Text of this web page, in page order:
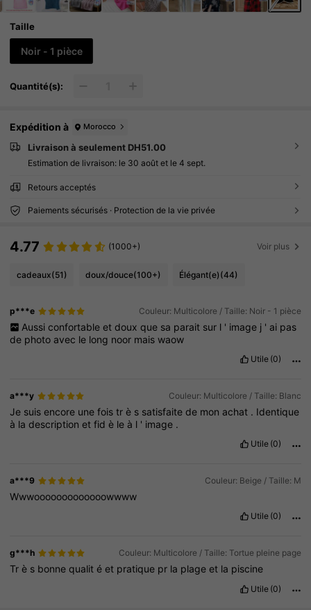
Taille
Noir - 1 pièce
Quantité(s):
Expédition à Morocco
Livraison à seulement DH51.00
Estimation de livraison: le 30 août et le 4 sept.
Retours acceptés
Paiements sécurisés · Protection de la vie privée
4.77 (1000+) Voir plus
cadeaux(51) doux/douce(100+) Élégant(e)(44)
p***e Couleur: Multicolore / Taille: Noir - 1 pièce
Aussi confortable et doux que sa parait sur l ' image j ' ai pas
de photo avec le long noor maiswaow
Utile (0)
a***y Couleur: Multicolore / Taille: Blanc
Je suisencore unefoistrè s satisfaitede mon achat . Identique
à ladescriptionetfidè le à l ' image .
Utile (0)
a***9 Couleur: Beige / Taille: M
Wwwooooooooooooowwww
Utile (0)
g***h Couleur: Multicolore / Taille: Tortue pleine page
Trè s bonnequalitéet pratique pr la plageet la piscine
Utile (0)